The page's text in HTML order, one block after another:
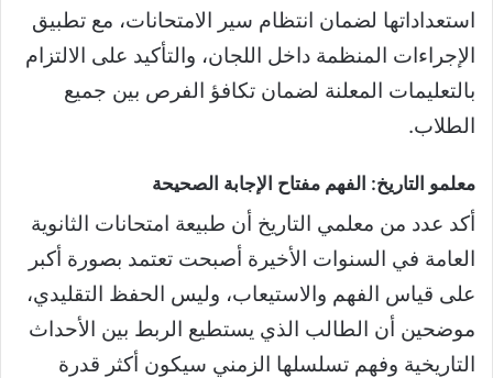
استعداداتها لضمان انتظام سير الامتحانات، مع تطبيق
الإجراءات المنظمة داخل اللجان، والتأكيد على الالتزام
بالتعليمات المعلنة لضمان تكافؤ الفرص بين جميع
الطلاب.
معلمو التاريخ: الفهم مفتاح الإجابة الصحيحة
أكد عدد من معلمي التاريخ أن طبيعة امتحانات الثانوية
العامة في السنوات الأخيرة أصبحت تعتمد بصورة أكبر
على قياس الفهم والاستيعاب، وليس الحفظ التقليدي،
موضحين أن الطالب الذي يستطيع الربط بين الأحداث
التاريخية وفهم تسلسلها الزمني سيكون أكثر قدرة